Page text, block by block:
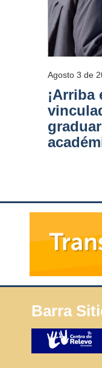
Agosto 3 de
¡Arriba
Barra